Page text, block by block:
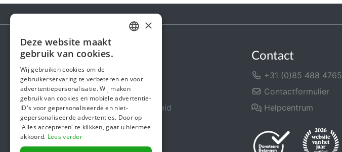
Steunactie
Over ons
In de media
Veiligheid & Betrouwbaarheid
Algemene voorwaarden
Privacybeleid
Contact
+31 (0)85 488 4765
Contactformulier
Helpcentrum
ENGLISH
×
Deze website maakt
gebruik van cookies.
Wij gebruiken cookies om de
gebruikerservaring te verbeteren en voor
advertentiepersonalisatie. Wij maken
gebruik van cookies en mobiele advertentie-
ID's voor gepersonaliseerde en niet-
gepersonaliseerde advertenties. Door op
'Alles accepteren' te klikken, gaat u hiermee
akkoord. Lees verder